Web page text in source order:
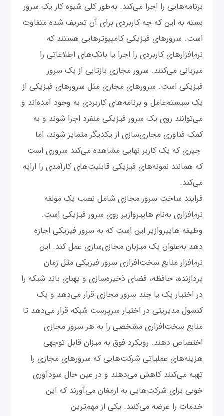
برنامه‌هایی را اجرا می‌کند. به‌طور کلی شیوه کار یک سرور
بسته به این که چه کاربردی برای آن تعریف شده متفاوت
است. سرورهای فیزیکی کامپیوترهایی هستند که
نرم‌افزارهای کاربردی را اجرا یا بانک‌های اطلاعاتی را
میزبانی می‌کنند. سرور مجازی بازتابی از یک سرور
فیزیکی است. سرورهای مجازی مثل سرورهای فیزیکی از
یک سیستم‌عامل و برنامه‌های کاربردی به وجود آمده‌‌اند و
می‌توانند روی یک سرور فیزیکی منفرد اجرا شوند و به
کمک فناوری مجازی‌سازی از یکدیگر متمایز شوند، اما
چیزی که یک کاربر نهایی مشاهده می‌کند سروری است
که همانند نمونه‌های فیزیکی قابلیت‌های کارآمدی را ارایه
می‌کند.
فرایند ساخت سرور مجازی شامل نصب یک مولفه‌
نرم‌افزاری به‌نام هاپیروازیر روی سرور فیزیکی است.
وظیفه هایپروازیر این است که به سرور فیزیکی اجازه
دهد به‌عنوان یک میزبان مجازی‌سازی عمل کند. این
نرم‌افزار منابع سخت‌افزاری سرور فیزیکی مثل زمان
پردازنده، حافظه، فضای ذخیره‌‌سازی و پهنای باند شبکه را
در اختیار یک یا چند سرور مجازی قرار می‌دهد و یک
کنسول مدیریتی در اختیار سرپرست شبکه قرار می‌دهد تا
منابع سخت‌افزاری مشخصی را به هر سرور مجازی
اختصاص دهند. رویکرد فوق به میزان قابل توجهی
هزینه‌های عملیاتی شرکت‌هایی که سرورهای مجازی را
تهیه می‌کنند کاهش می‌دهند و در عین حال سود‌آوری
خوبی برای شرکت‌هایی به ارمغان می‌آورند که این
خدمات را عرضه می‌کنند. یکی از مهم‌ترین